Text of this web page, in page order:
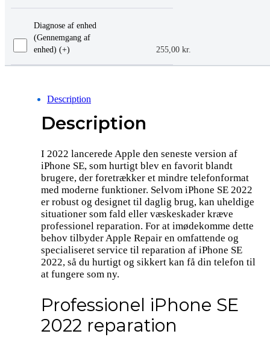
Diagnose af enhed
(Gennemgang af
enhed) (+
255,00 kr.
)
Description
Description
I 2022 lancerede Apple den seneste version af
iPhone SE, som hurtigt blev en favorit blandt
brugere, der foretrækker et mindre telefonformat
med moderne funktioner. Selvom iPhone SE 2022
er robust og designet til daglig brug, kan uheldige
situationer som fald eller væskeskader kræve
professionel reparation. For at imødekomme dette
behov tilbyder Apple Repair en omfattende og
specialiseret service til reparation af iPhone SE
2022, så du hurtigt og sikkert kan få din telefon til
at fungere som ny.
Professionel iPhone SE
2022 reparation